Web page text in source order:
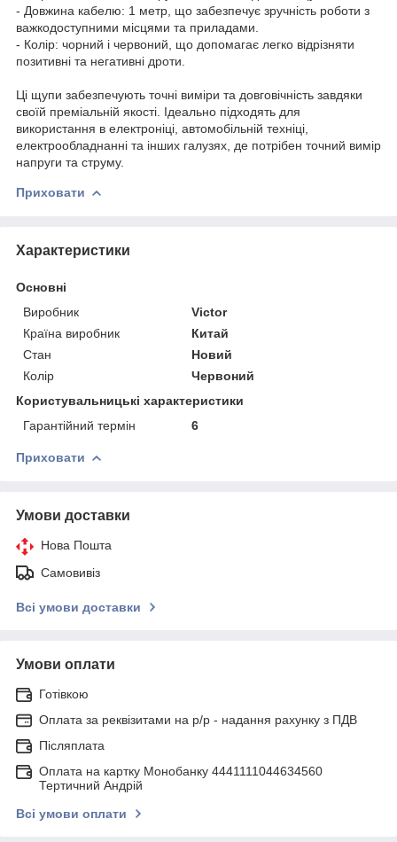
- Довжина кабелю: 1 метр, що забезпечує зручність роботи з
важкодоступними місцями та приладами.
- Колір: чорний і червоний, що допомагає легко відрізняти
позитивні та негативні дроти.
Ці щупи забезпечують точні виміри та довговічність завдяки
своїй преміальній якості. Ідеально підходять для
використання в електроніці, автомобільній техніці,
електрообладнанні та інших галузях, де потрібен точний вимір
напруги та струму.
Приховати
Характеристики
Основні
Виробник
Victor
Країна виробник
Китай
Стан
Новий
Колір
Червоний
Користувальницькі характеристики
Гарантійний термін
6
Приховати
Умови доставки
Нова Пошта
Самовивіз
Всі умови доставки
Умови оплати
Готівкою
Оплата за реквізитами на р/р - надання рахунку з ПДВ
Післяплата
Оплата на картку Монобанку 4441111044634560
Тертичний Андрій
Всі умови оплати